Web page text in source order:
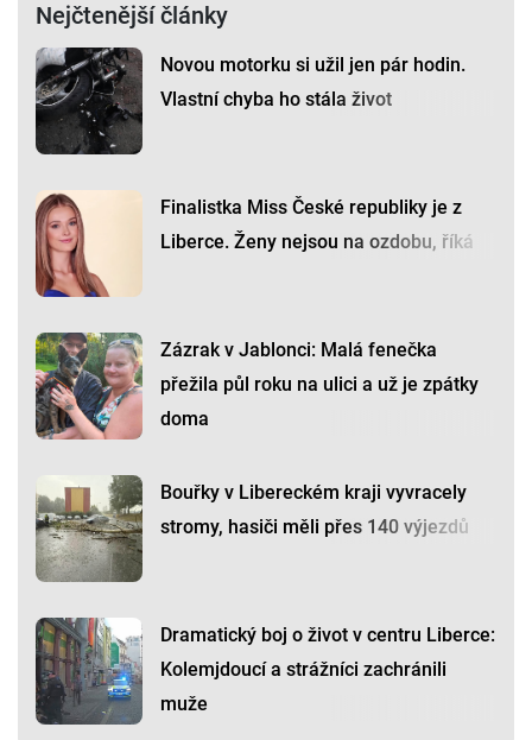
Nejčtenější články
Novou motorku si užil jen pár hodin.
Vlastní chyba ho stála život
Finalistka Miss České republiky je z
Liberce. Ženy nejsou na ozdobu, říká
Zázrak v Jablonci: Malá fenečka
přežila půl roku na ulici a už je zpátky
doma
Bouřky v Libereckém kraji vyvracely
stromy, hasiči měli přes 140 výjezdů
Dramatický boj o život v centru Liberce:
Kolemjdoucí a strážníci zachránili
muže